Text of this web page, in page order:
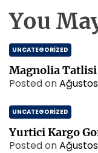
You
UNCATEGORIZED
Magnolia
Posted on
UNCATEGORIZED
Yurtici Kargo
Posted on